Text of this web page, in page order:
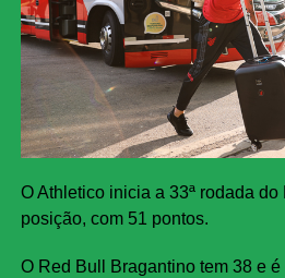
O Athletico inicia a 33ª rodada
posição, com 51 pontos.
O Red Bull Bragantino tem 38 e é